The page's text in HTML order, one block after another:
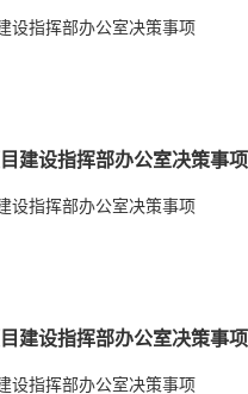
设指挥部办公室决策事项
建设指挥部办公室决策事项
设指挥部办公室决策事项
建设指挥部办公室决策事项
设指挥部办公室决策事项